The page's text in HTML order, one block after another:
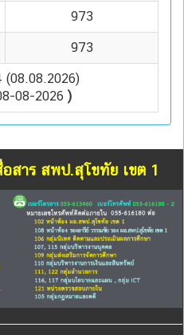
973
973
08-2026 )
สาร สพป.สุโขทัย เขต 1